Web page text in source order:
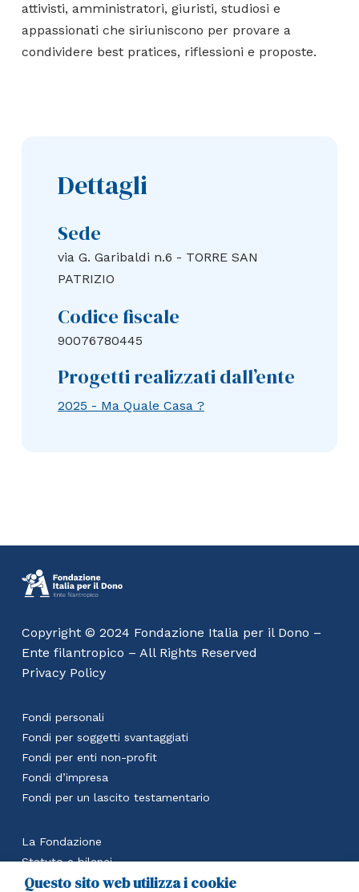
attivisti, amministratori, giuristi, studiosi e
appassionati che siriuniscono per provare a
condividere best pratices, riflessioni e proposte.
Dettagli
Sede
via G. Garibaldi n.6 - TORRE SAN
PATRIZIO
Codice fiscale
90076780445
Progetti realizzati dall’ente
2025 - Ma Quale Casa ?
Copyright © 2024 Fondazione Italia per il Dono –
Ente filantropico – All Rights Reserved
Privacy Policy
Fondi personali
Fondi per soggetti svantaggiati
Fondi per enti non-profit
Fondi d’impresa
Fondi per un lascito testamentario
La Fondazione
Statuto e bilanci
Calcola il beneficio fiscale
Questo sito web utilizza i cookie